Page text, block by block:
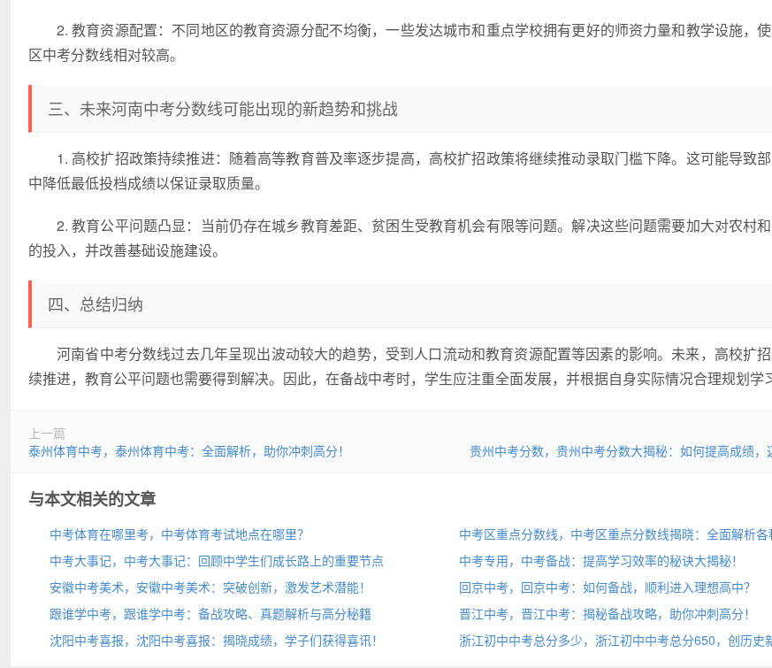
2. 教育资源配置：不同地区的教育资源分配不均衡，一些发达城市和重点学校拥有更好的师资力量和教学设施，
区中考分数线相对较高。
三、未来河南中考分数线可能出现的新趋势和挑战
1. 高校扩招政策持续推进：随着高等教育普及率逐步提高，高校扩招政策将继续推动录取门槛下降。这可能导致
中降低最低投档成绩以保证录取质量。
2. 教育公平问题凸显：当前仍存在城乡教育差距、贫困生受教育机会有限等问题。解决这些问题需要加大对农村
的投入，并改善基础设施建设。
四、总结归纳
河南省中考分数线过去几年呈现出波动较大的趋势，受到人口流动和教育资源配置等因素的影响。未来，高校扩
续推进，教育公平问题也需要得到解决。因此，在备战中考时，学生应注重全面发展，并根据自身实际情况合理规划学
上一篇
泰州体育中考，泰州体育中考：全面解析，助你冲刺高分！
贵州中考分数，贵州中考分数大揭秘：如何提高成绩，
与本文相关的文章
中考体育在哪里考，中考体育考试地点在哪里？
中考区重点分数线，中考区重点分数线揭晓：全面解析
取情况！
中考大事记，中考大事记：回顾中学生们成长路上的重要节点
中考专用，中考备战：提高学习效率的秘诀大揭秘！
安徽中考美术，安徽中考美术：突破创新，激发艺术潜能！
回京中考，回京中考：如何备战，顺利进入理想高中？
跟谁学中考，跟谁学中考：备战攻略、真题解析与高分秘籍
晋江中考，晋江中考：揭秘备战攻略，助你冲刺高分！
沈阳中考喜报，沈阳中考喜报：揭晓成绩，学子们获得喜讯！
浙江初中中考总分多少，浙江初中中考总分650，创历史